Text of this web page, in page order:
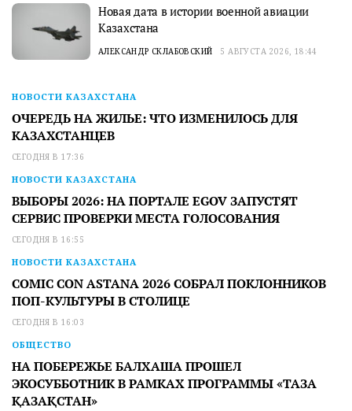
Новая дата в истории военной авиации
Казахстана
АЛЕКСАНДР СКЛАБОВСКИЙ 5 АВГУСТА 2026, 18:44
НОВОСТИ КАЗАХСТАНА
ОЧЕРЕДЬ НА ЖИЛЬЕ: ЧТО ИЗМЕНИЛОСЬ ДЛЯ
КАЗАХСТАНЦЕВ
СЕГОДНЯ В 17:36
НОВОСТИ КАЗАХСТАНА
ВЫБОРЫ 2026: НА ПОРТАЛЕ EGOV ЗАПУСТЯТ
СЕРВИС ПРОВЕРКИ МЕСТА ГОЛОСОВАНИЯ
СЕГОДНЯ В 16:55
НОВОСТИ КАЗАХСТАНА
COMIC CON ASTANA 2026 СОБРАЛ ПОКЛОННИКОВ
ПОП-КУЛЬТУРЫ В СТОЛИЦЕ
СЕГОДНЯ В 16:03
ОБЩЕСТВО
НА ПОБЕРЕЖЬЕ БАЛХАША ПРОШЕЛ
ЭКОСУББОТНИК В РАМКАХ ПРОГРАММЫ «ТАЗА
ҚАЗАҚСТАН»